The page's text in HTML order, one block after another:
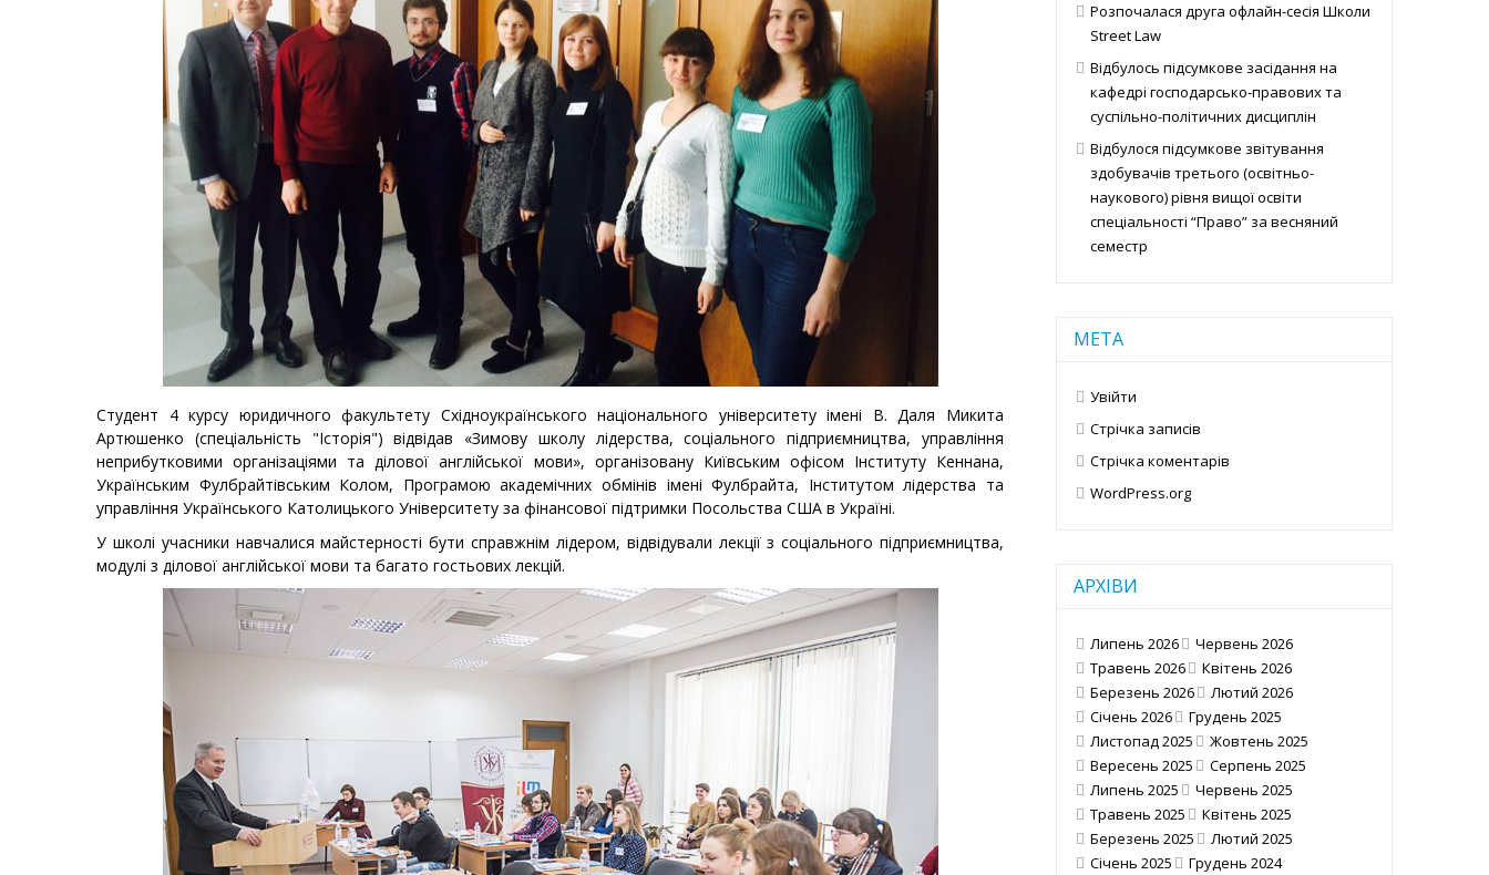
Студент 4 курсу юридичного факультету Східноукраїнського національного університету імені В. Даля Микита
Артюшенко (спеціальність "Історія") відвідав «Зимову школу лідерства, соціального підприємництва, управління
неприбутковими організаціями та ділової англійської мови», організовану Київським офісом Інституту Кеннана,
Українським Фулбрайтівським Колом, Програмою академічних обмінів імені Фулбрайта, Інститутом лідерства та
управління Українського Католицького Університету за фінансової підтримки Посольства США в Україні.
У школі учасники навчалися майстерності бути справжнім лідером, відвідували лекції з соціального підприємництва,
модулі з ділової англійської мови та багато гостьових лекцій.
Розпочалася друга офлайн-сесія Школи
Street Law
Відбулось підсумкове засідання на
кафедрі господарсько-правових та
суспільно-політичних дисциплін
Відбулося підсумкове звітування
здобувачів третього (освітньо-
наукового) рівня вищої освіти
спеціальності “Право” за весняний
семестр
МЕТА
Увійти
Стрічка записів
Стрічка коментарів
WordPress.org
АРХІВИ
Липень 2026
Червень 2026
Травень 2026
Квітень 2026
Березень 2026
Лютий 2026
Січень 2026
Грудень 2025
Листопад 2025
Жовтень 2025
Вересень 2025
Серпень 2025
Липень 2025
Червень 2025
Травень 2025
Квітень 2025
Березень 2025
Лютий 2025
Січень 2025
Грудень 2024